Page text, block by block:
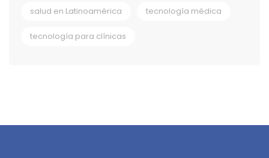
salud en Latinoamérica tecnología médica
tecnología para clínicas